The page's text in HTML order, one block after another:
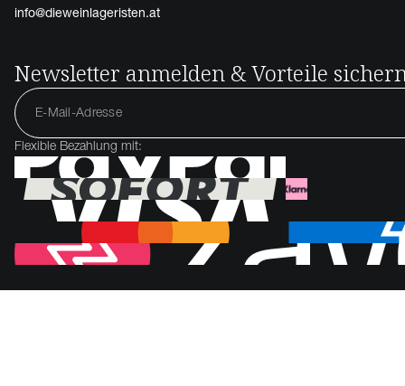
info@dieweinlageristen.at
Newsletter anmelden & Vorteile
Flexible Bezahlung mit: